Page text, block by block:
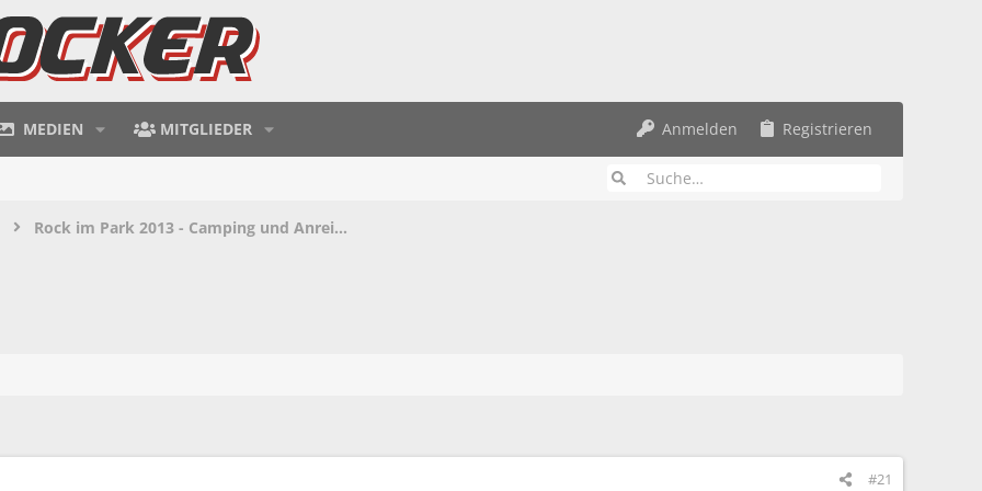
MEDIEN MITGLIEDER Anmelden Registrieren
Rock im Park 2013 - Camping und Anreise
#21